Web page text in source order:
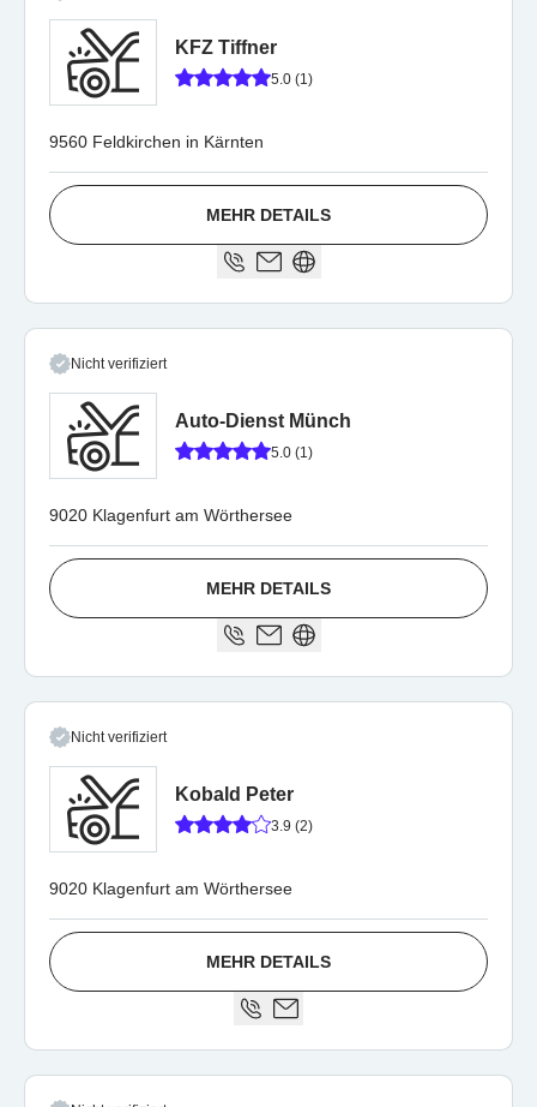
KFZ Tiffner
5.0 (1)
9560 Feldkirchen in Kärnten
MEHR DETAILS
Nicht verifiziert
Auto-Dienst Münch
5.0 (1)
9020 Klagenfurt am Wörthersee
MEHR DETAILS
Nicht verifiziert
Kobald Peter
3.9 (2)
9020 Klagenfurt am Wörthersee
MEHR DETAILS